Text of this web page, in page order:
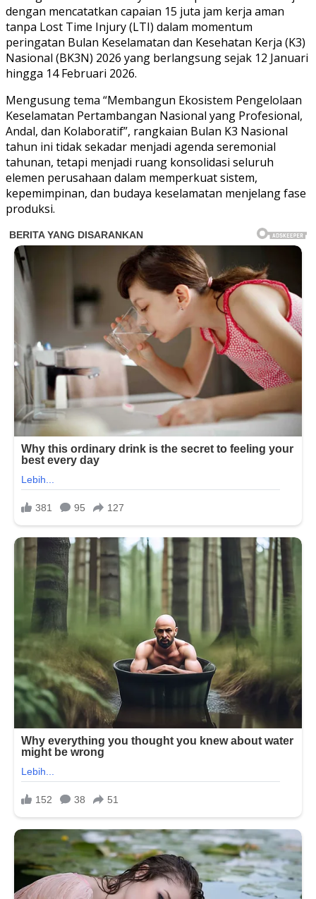
dengan mencatatkan capaian 15 juta jam kerja aman
tanpa Lost Time Injury (LTI) dalam momentum
peringatan Bulan Keselamatan dan Kesehatan Kerja (K3)
Nasional (BK3N) 2026 yang berlangsung sejak 12 Januari
hingga 14 Februari 2026.
Mengusung tema “Membangun Ekosistem Pengelolaan
Keselamatan Pertambangan Nasional yang Profesional,
Andal, dan Kolaboratif”, rangkaian Bulan K3 Nasional
tahun ini tidak sekadar menjadi agenda seremonial
tahunan, tetapi menjadi ruang konsolidasi seluruh
elemen perusahaan dalam memperkuat sistem,
kepemimpinan, dan budaya keselamatan menjelang fase
produksi.